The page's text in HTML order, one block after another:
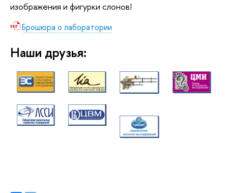
изображения и фигурки слонов!
Брошюра о лаборатории
Наши друзья: